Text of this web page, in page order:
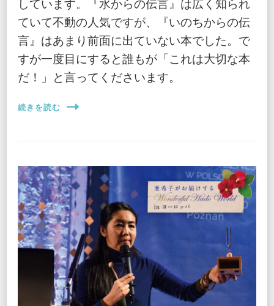
ていて不動の人気ですが、『いのちからの伝
言』はあまり前面に出ていない本でした。で
すが一度目にすると誰もが「これは大切な本
だ！」と言ってくださいます。
続きを読む